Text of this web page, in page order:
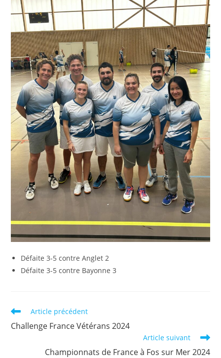
Défaite 3-5 contre Anglet 2
Défaite 3-5 contre Bayonne 3
Read
articles
Article précédent
Challenge France Vétérans 2024
Article suivant
Championnats de France à Fos sur Mer 2024